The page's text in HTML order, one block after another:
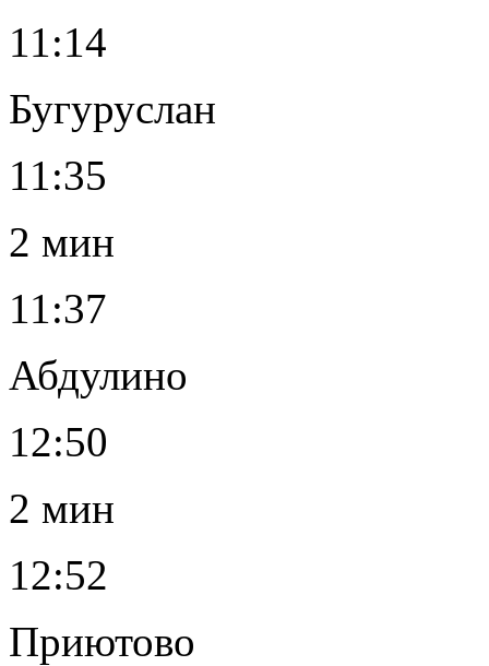
11:14
Бугуруслан
11:35
2 мин
11:37
Абдулино
12:50
2 мин
12:52
Приютово